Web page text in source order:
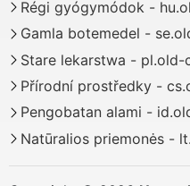
Régi gyógymódok -
Gamla botemedel -
Stare lekarstwa - pl.old-
Přírodní prostředky -
Pengobatan alami -
Natūralios priemonės -